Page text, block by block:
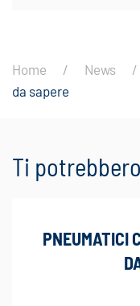
Home News
da sapere
Ti
PNEUMATICI